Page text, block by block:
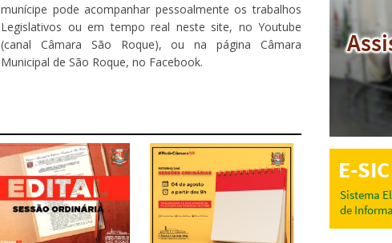
munícipe pode acompanhar pessoalmente os trabalhos
Legislativos ou em tempo real neste site, no Youtube
(canal Câmara São Roque), ou na página Câmara
Municipal de São Roque, no Facebook.